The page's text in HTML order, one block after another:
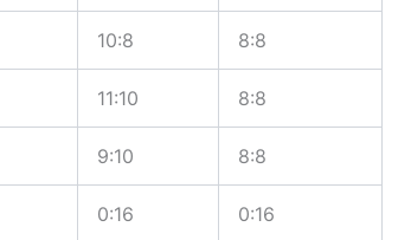
10:8 8:8
11:10 8:8
9:10 8:8
0:16 0:16